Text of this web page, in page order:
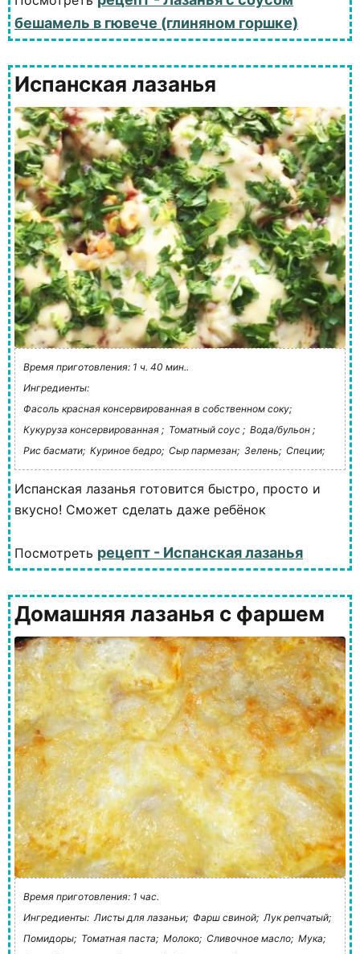
бешамель в гювече (глиняном горшке)
Испанская лазанья
Время приготовления: 1 ч. 40 мин..
Ингредиенты:
Фасоль красная консервированная в собственном соку;
Кукуруза консервированная ; Томатный соус ; Вода/бульон ;
Рис басмати; Куриное бедро; Сыр пармезан; Зелень; Специи;
Испанская лазанья готовится быстро, просто и
вкусно! Сможет сделать даже ребёнок
Посмотреть рецепт - Испанская лазанья
Домашняя лазанья с фаршем
Время приготовления: 1 час.
Ингредиенты: Листы для лазаньи; Фарш свиной; Лук репчатый;
Помидоры; Томатная паста; Молоко; Сливочное масло; Мука;